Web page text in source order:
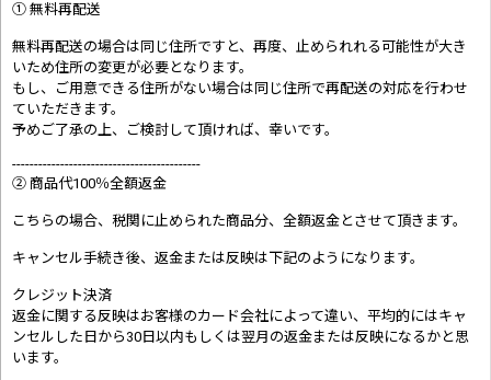
① 無料再配送
無料再配送の場合は同じ住所ですと、再度、止められれる可能性が大き
いため住所の変更が必要となります。
もし、ご用意できる住所がない場合は同じ住所で再配送の対応を行わせ
ていただきます。
予めご了承の上、ご検討して頂ければ、幸いです。
-------------------------------------------
② 商品代100％全額返金
こちらの場合、税関に止められた商品分、全額返金とさせて頂きます。
キャンセル手続き後、返金または反映は下記のようになります。
クレジット決済
返金に関する反映はお客様のカード会社によって違い、平均的にはキャ
ンセルした日から30日以内もしくは翌月の返金または反映になるかと思
います。